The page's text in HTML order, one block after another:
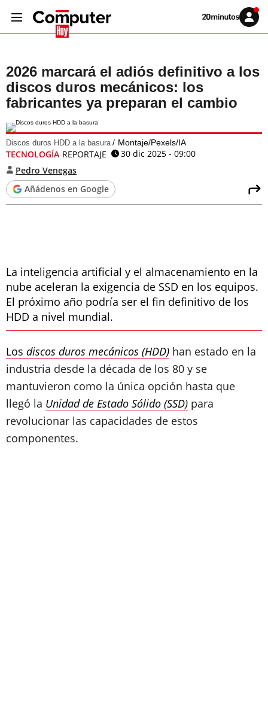
Volver
Iniciar
sesión
2026 marcará el adiós definitivo a los
discos duros mecánicos: los
fabricantes ya preparan el cambio
Discos duros HDD a la basura Montaje/Pexels/IA
TECNOLOGÍA REPORTAJE
30 dic 2025 - 09:00
Pedro Venegas
Añádenos en Google
La inteligencia artificial y el almacenamiento en la
nube aceleran la exigencia de SSD en los equipos.
El próximo año podría ser el fin definitivo de los
HDD a nivel mundial.
Los discos duros mecánicos (HDD) han estado en la
industria desde la década de los 80 y se
mantuvieron como la única opción hasta que
llegó la Unidad de Estado Sólido (SSD) para
revolucionar las capacidades de estos
componentes.